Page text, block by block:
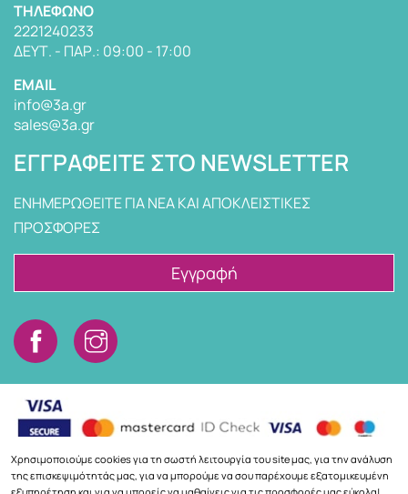
TΗΛΈΦΩΝΟ
2221240233
ΔΕΥΤ. - ΠΑΡ.: 09:00 - 17:00
EMAIL
info@3a.gr
sales@3a.gr
ΕΓΓΡΑΦΕΊΤΕ ΣΤΟ NEWSLETTER
ΕΝΗΜΕΡΩΘΕΙΤΕ ΓΙΑ ΝΕΑ ΚΑΙ ΑΠΟΚΛΕΙΣΤΙΚΕΣ
ΠΡΟΣΦΟΡΕΣ
Εγγραφή
Χρησιμοποιούμε cookies για τη σωστή λειτουργία του site μας, για την ανάλυση
της επισκεψιμότητάς μας, για να μπορούμε να σου παρέχουμε εξατομικευμένη